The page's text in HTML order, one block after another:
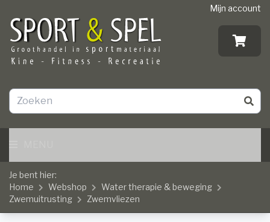
Mijn account
Je bent hier:
Home
Webshop
Water therapie & beweging
Zwemuitrusting
Zwemvliezen